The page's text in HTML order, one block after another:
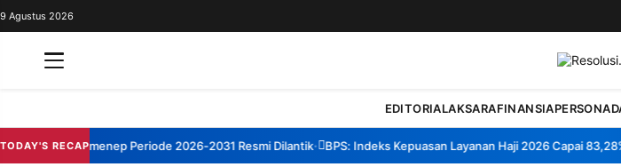
REDAKSI
9 Agustus 2026
EDITORIALAKSARAFINANSIAPERSONA
TODAY'S RECAP
TBM Sumenep Periode 2026-2031 Resmi Dilantik• BPS: Indeks Kepuasan Layanan Haji 2026 Capai 83,28%,